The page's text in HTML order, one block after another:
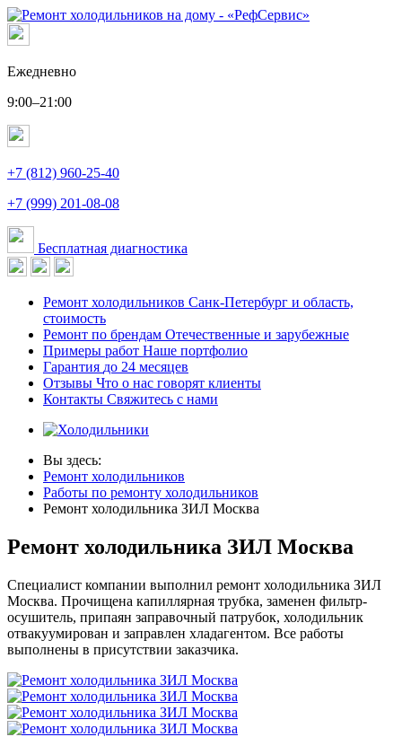
Ежедневно
9:00–21:00
+7 (812) 960-25-40
+7 (999) 201-08-08
Бесплатная диагностика
Ремонт холодильников Санк-Петербург и область,
стоимость
Ремонт по брендам Отечественные и зарубежные
Примеры работ Наше портфолио
Гарантия до 24 месяцев
Отзывы Что о нас говорят клиенты
Контакты Свяжитесь с нами
Вы здесь:
Ремонт холодильников
Работы по ремонту холодильников
Ремонт холодильника ЗИЛ Москва
Ремонт холодильника ЗИЛ Москва
Специалист компании выполнил ремонт холодильника ЗИЛ
Москва. Прочищена капиллярная трубка, заменен фильтр-
осушитель, припаян заправочный патрубок, холодильник
отвакуумирован и заправлен хладагентом. Все работы
выполнены в присутствии заказчика.